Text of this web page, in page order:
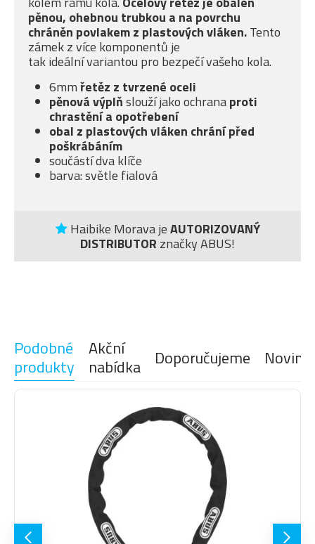
Haibike Morava jeAUTORIZOVANÝ
DISTRIBUTOR značky ABUS!
pěnou, ohebnou trubkou a na povrchu
chráněn povlakem z plastových vláken.Tento
zámek z více komponentů je
tak ideální variantou pro bezpečí vašeho kola.
6mmřetěz z tvrzené oceli
pěnová výplňslouží jako ochranaproti
chrastění a opotřebení
obal z plastových vláken chrání před
poškrábáním
součástí dva klíče
barva: světle fialová
Podobné
produkty
Akční
nabídka Doporučujeme